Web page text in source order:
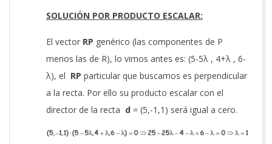
SOLUCIÓN POR PRODUCTO ESCALAR:
El vector RP genérico (las componentes de P
menos las de R), lo vimos antes es: (5-5λ , 4+λ , 6-
λ), el RP particular que buscamos es perpendicular
a la recta. Por ello su producto escalar con el
director de la recta d = (5,-1,1) será igual a cero.